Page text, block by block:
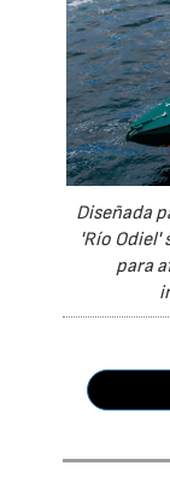
Diseñada
'Río Odiel'
para